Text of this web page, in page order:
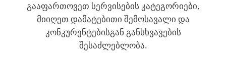
გააფართოვეთ სერვისების კატეგორიები,
მიიღეთ დამატებითი შემოსავალი და
კონკურენტებისგან განსხვავების
შესაძლებლობა.